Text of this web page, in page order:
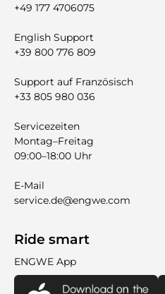
+49 177 4706075
English Support
+39 800 776 809
Support auf Französisch
+33 805 980 036
Servicezeiten
Montag–Freitag
09:00–18:00 Uhr
E-Mail
service.de@engwe.com
Ride smart
ENGWE App